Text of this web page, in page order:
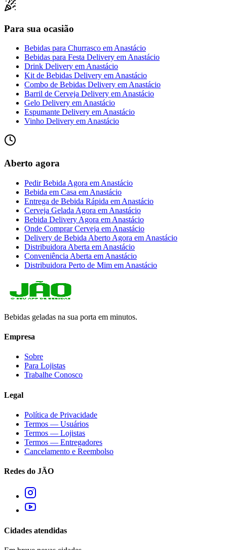
Para sua ocasião
Bebidas para Churrasco emAnastácio
Bebidas para Festa Delivery emAnastácio
Drink Delivery emAnastácio
Kit de Bebidas Delivery emAnastácio
Combo de Bebidas Delivery emAnastácio
Barril de Cerveja Delivery emAnastácio
Gelo Delivery emAnastácio
Espumante Delivery emAnastácio
Vinho Delivery emAnastácio
Aberto agora
Pedir Bebida Agora em Anastácio
Bebida em Casa em Anastácio
Entrega de Bebida Rápida em Anastácio
Cerveja Gelada Agora em Anastácio
Bebida Delivery Agora em Anastácio
Onde Comprar Cerveja em Anastácio
Delivery de Bebida Aberto Agora em Anastácio
Distribuidora Aberta em Anastácio
Conveniência Aberta em Anastácio
Distribuidora Perto de Mim em Anastácio
Bebidas geladas na sua porta em minutos.
Empresa
Sobre
Para Lojistas
Trabalhe Conosco
Legal
Política de Privacidade
Termos — Usuários
Termos — Lojistas
Termos — Entregadores
Cancelamento e Reembolso
Redes do JÃO
Cidades atendidas